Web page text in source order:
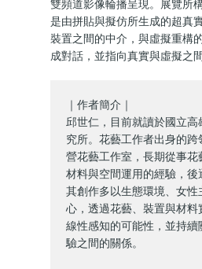
雙頻道影像輪播呈現。展覽所
是由拼貼與擬仿所生成的超真
裝置之間的中介，與虛擬重構
成對話，並指向真實與虛擬之
｜作者簡介｜
邱世仁，目前就讀於國立
究所。花藝工作者出身的
營花藝工作室，長期從事
材料與空間運用的經驗，後
其創作多以生態環境、女
心，透過花藝、裝置與材
線性感知的可能性，並持
驗之間的關係。